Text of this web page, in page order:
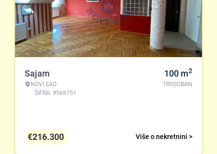
Sajam
NOVI SAD
ŠIFRA: #568751
100 m2
TROSOBAN
Više o nekretnini >
€216.300